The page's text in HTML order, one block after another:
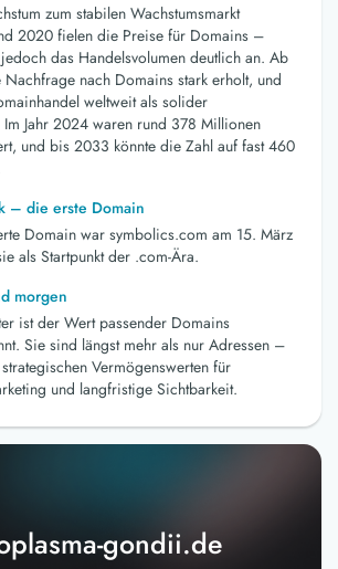
gondii.de
zum stabilen Wachstumsmarkt
2020 fielen die Preise für Domains –
das Handelsvolumen deutlich an. Ab
nach Domains stark erholt, und
weltweit als solider
Im Jahr 2024 waren rund 378 Millionen
und bis 2033 könnte die Zahl auf fast 460
– die erste Domain
Domain war symbolics.com am 15. März
als Startpunkt der .com-Ära.
morgen
ist der Wert passender Domains
Sie sind längst mehr als nur Adressen –
Vermögenswerten für
und langfristige Sichtbarkeit.